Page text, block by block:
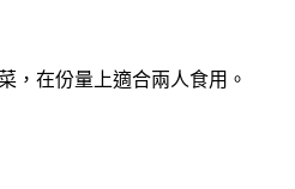
，在份量上適合兩人食用。